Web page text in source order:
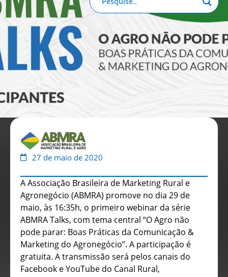
27 de maio de 2020
A Associação Brasileira de Marketing Rural e
Agronegócio (ABMRA) promove no dia 29 de
maio, às 16:35h, o primeiro webinar da série
ABMRA Talks, com tema central “O Agro não
pode parar: Boas Práticas da Comunicação &
Marketing do Agronegócio”. A participação é
gratuita. A transmissão será pelos canais do
Facebook e YouTube do Canal Rural,